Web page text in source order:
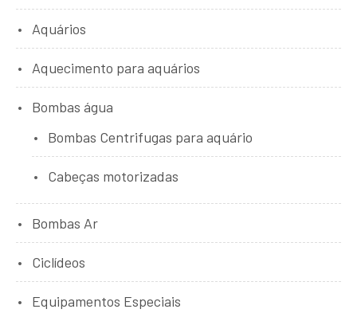
Aquários
Aquecimento para aquários
Bombas água
Bombas Centrifugas para aquário
Cabeças motorizadas
Bombas Ar
Ciclídeos
Equipamentos Especiais